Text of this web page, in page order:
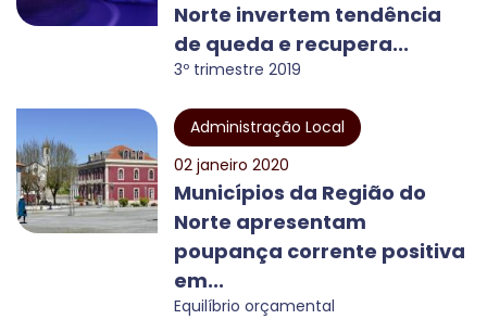
Norte invertem tendência
de queda e recupera...
3º trimestre 2019
Administração Local
02 janeiro 2020
Municípios da Região do
Norte apresentam
poupança corrente positiva
em...
Equilíbrio orçamental